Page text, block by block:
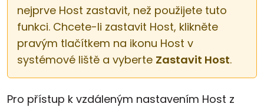
nejprve Host zastavit, než použijete tuto
funkci. Chcete-li zastavit Host, klikněte
pravým tlačítkem na ikonu Host v
systémové liště a vyberte Zastavit Host.
Pro přístup k vzdáleným nastavením Host z
Cloud a on-premise